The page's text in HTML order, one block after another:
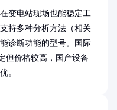
变电站现场也能稳定工
持多种分析方法（相关
诊断功能的型号。国际
但价格较高，国产设备
。